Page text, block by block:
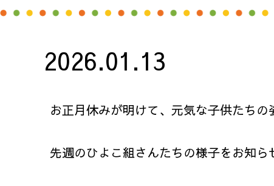
2026.01.13
お正月休みが明けて、元気な子供たちの
先週のひよこ組さんたちの様子をお知ら